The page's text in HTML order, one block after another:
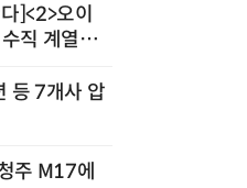
]<2>오이
직 계열
등 7개사 압
주 M17에